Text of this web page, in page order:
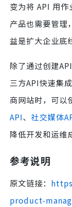
变为将 API 用
产品也需要管理
益是扩大企业底
除了通过创建
三方API快速集
商网站时，可以
API、 社交媒体
降低开发和运维
参考说明
原文链接：
product-